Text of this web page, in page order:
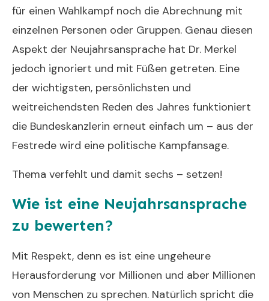
für einen Wahlkampf noch die Abrechnung mit
einzelnen Personen oder Gruppen. Genau diesen
Aspekt der Neujahrsansprache hat Dr. Merkel
jedoch ignoriert und mit Füßen getreten. Eine
der wichtigsten, persönlichsten und
weitreichendsten Reden des Jahres funktioniert
die Bundeskanzlerin erneut einfach um – aus der
Festrede wird eine politische Kampfansage.
Thema verfehlt und damit sechs – setzen!
Wie ist eine Neujahrsansprache
zu bewerten?
Mit Respekt, denn es ist eine ungeheure
Herausforderung vor Millionen und aber Millionen
von Menschen zu sprechen. Natürlich spricht die